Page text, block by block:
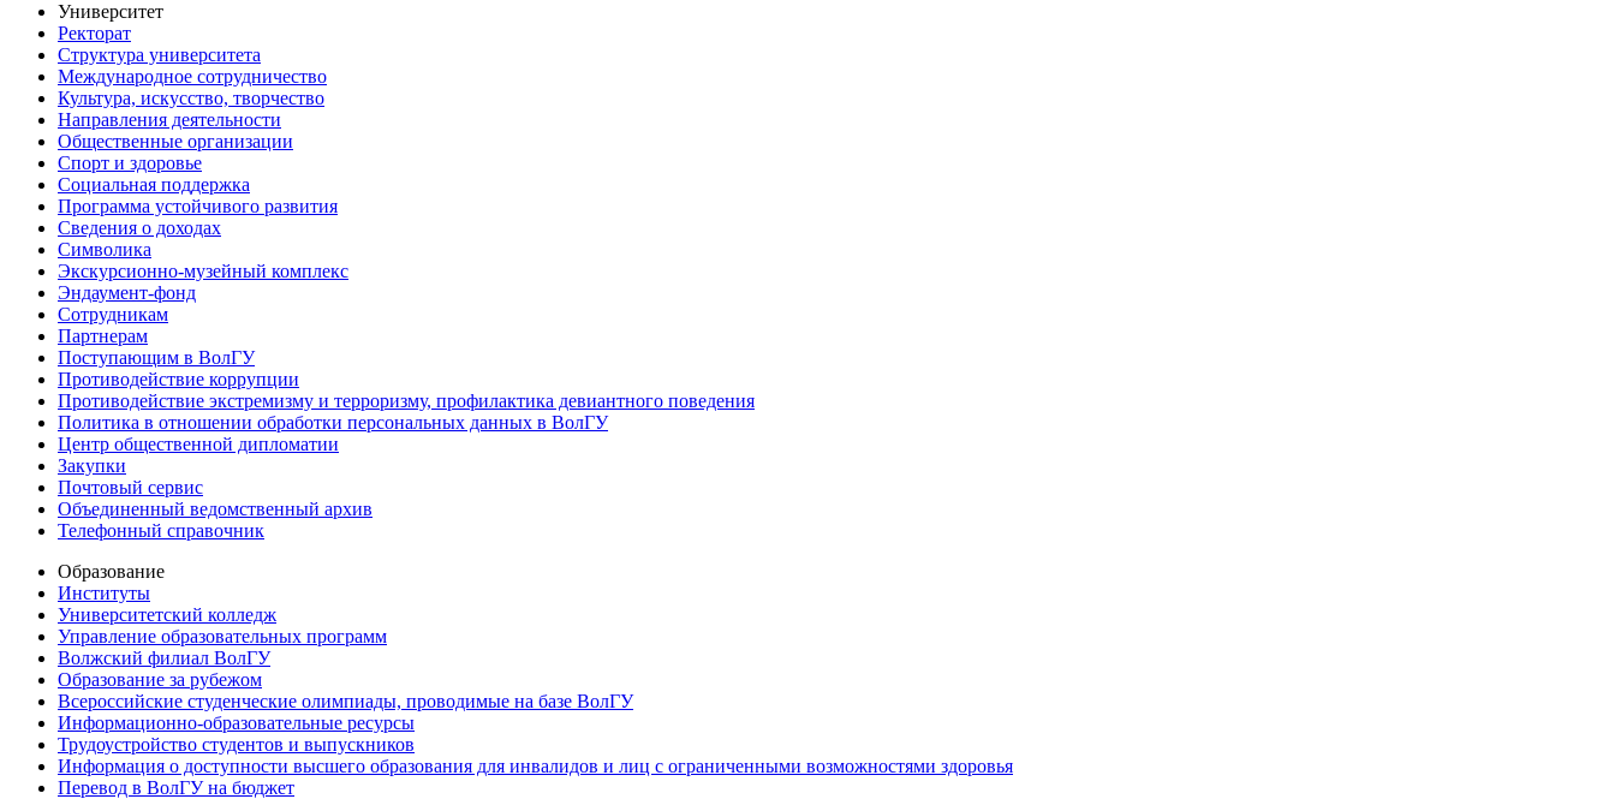
Университет
Ректорат
Структура университета
Международное сотрудничество
Культура, искусство, творчество
Направления деятельности
Общественные организации
Спорт и здоровье
Социальная поддержка
Программа устойчивого развития
Сведения о доходах
Символика
Экскурсионно-музейный комплекс
Эндаумент-фонд
Сотрудникам
Партнерам
Поступающим в ВолГУ
Противодействие коррупции
Противодействие экстремизму и терроризму, профилактика девиантного поведения
Политика в отношении обработки персональных данных в ВолГУ
Центр общественной дипломатии
Закупки
Почтовый сервис
Объединенный ведомственный архив
Телефонный справочник
Образование
Институты
Университетский колледж
Управление образовательных программ
Волжский филиал ВолГУ
Образование за рубежом
Всероссийские студенческие олимпиады, проводимые на базе ВолГУ
Информационно-образовательные ресурсы
Трудоустройство студентов и выпускников
Информация о доступности высшего образования для инвалидов и лиц с ограниченными возможностями здоровья
Перевод в ВолГУ на бюджет